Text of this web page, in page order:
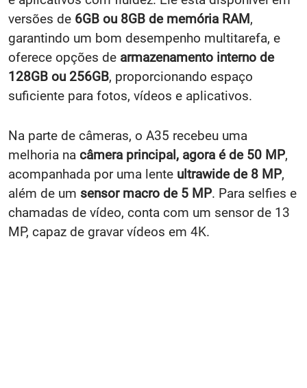
versões de 6GB ou 8GB de memória RAM,
garantindo um bom desempenho multitarefa, e
oferece opções de armazenamento interno de
128GB ou 256GB, proporcionando espaço
suficiente para fotos, vídeos e aplicativos.
Na parte de câmeras, o A35 recebeu uma
melhoria na câmera principal, agora é de 50 MP,
acompanhada por uma lente ultrawide de 8 MP,
além de um sensor macro de 5 MP. Para selfies e
chamadas de vídeo, conta com um sensor de 13
MP, capaz de gravar vídeos em 4K.